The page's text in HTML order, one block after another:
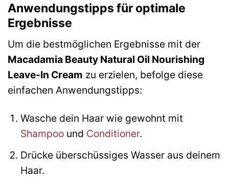
Anwendungstipps für optimale
Ergebnisse
Um die bestmöglichen Ergebnisse mit der
Macadamia Beauty Natural Oil Nourishing
Leave-In Cream zu erzielen, befolge diese
einfachen Anwendungstipps:
Wasche dein Haar wie gewohnt mit
Shampoound Conditioner.
Drücke überschüssiges Wasser aus deinem
Haar.